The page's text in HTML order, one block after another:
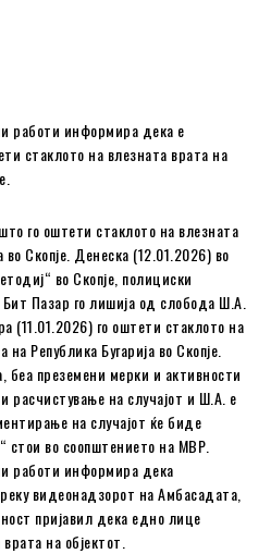
работи информира дека е
стаклото на влезната врата на
го оштети стаклото на влезната
Скопје. Денеска (12.01.2026) во
во Скопје, полициски
Пазар го лишија од слобода Ш.А.
(11.01.2026) го оштети стаклото на
Република Бугарија во Скопје.
беа преземени мерки и активности
расчистување на случајот и Ш.А. е
на случајот ќе биде
стои во соопштението на МВР.
работи информира дека
видеонадзорот на Амбасадата,
пријавил дека едно лице
на објектот.